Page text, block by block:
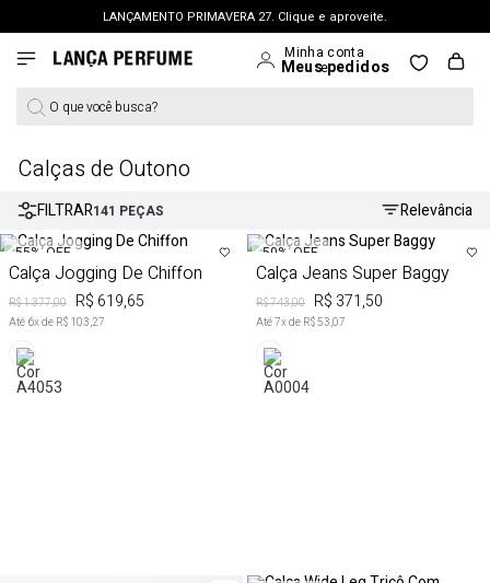
FRETE GRÁTIS | a partir de R$ 699. APROVEITAR >
PERSONAL SHOPPER | garanta benefícios exclusivos. CONSULTAR >
O que você busca?
Calças de Outono
FILTRAR141 PEÇAS Relevância
55% OFF
Calça Jogging De Chiffon
R$ 1.377,00 R$ 619,65
Até 6x de R$ 103,27
50% OFF
Calça Jeans Super Baggy
R$ 743,00 R$ 371,50
Até7x de R$ 53,07